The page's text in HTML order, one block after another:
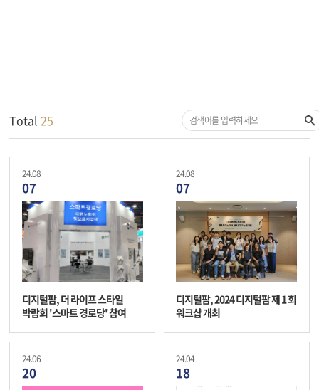
Total25
24.08
07
디지털팜, 더 라이프 스타일
박람회 '스마트 경로당' 참여
24.08
07
디지털팜, 2024 디지털팜 제 1 회
워크샵 개최
24.06
20
24.04
18